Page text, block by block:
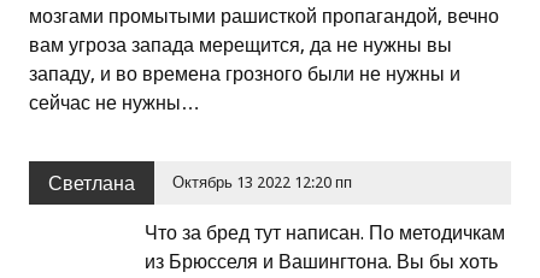
мозгами промытыми рашисткой пропагандой, вечно
вам угроза запада мерещится, да не нужны вы
западу, и во времена грозного были не нужны и
сейчас не нужны…
Светлана Октябрь 13 2022 12:20 пп
Что за бред тут написан. По методичкам
из Брюсселя и Вашингтона. Вы бы хоть